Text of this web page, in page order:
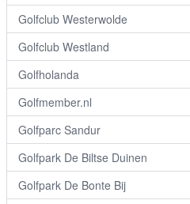
Golfclub Westerwolde
Golfclub Westland
Golfholanda
Golfmember.nl
Golfparc Sandur
Golfpark De Biltse Duinen
Golfpark De Bonte Bij